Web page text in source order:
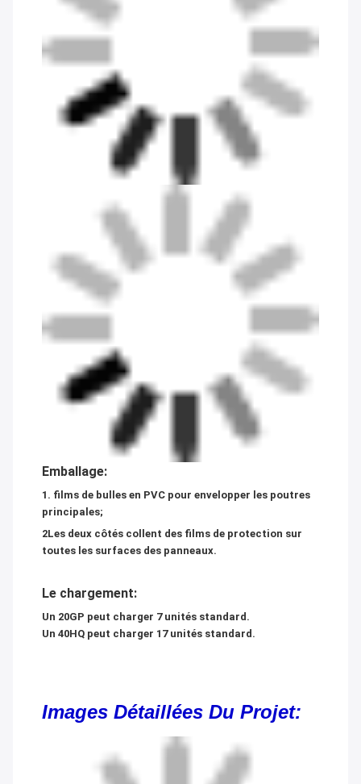
Emballage:
1. films de bulles en PVC pour envelopper les poutres
principales;
2Les deux côtés collent des films de protection sur
toutes les surfaces des panneaux.
Le chargement:
Un 20GP peut charger 7 unités standard.
Un 40HQ peut charger 17 unités standard.
Images Détaillées Du Projet: